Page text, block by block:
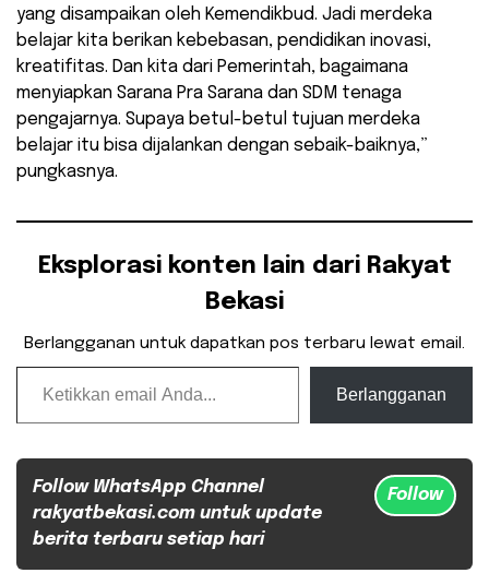
yang disampaikan oleh Kemendikbud. Jadi merdeka
belajar kita berikan kebebasan, pendidikan inovasi,
kreatifitas. Dan kita dari Pemerintah, bagaimana
menyiapkan Sarana Pra Sarana dan SDM tenaga
pengajarnya. Supaya betul-betul tujuan merdeka
belajar itu bisa dijalankan dengan sebaik-baiknya,”
pungkasnya.
Eksplorasi konten lain dari Rakyat
Bekasi
Berlangganan untuk dapatkan pos terbaru lewat email.
Ketikkan email Anda...
Berlangganan
Follow WhatsApp Channel
rakyatbekasi.com untuk update
berita terbaru setiap hari
Follow